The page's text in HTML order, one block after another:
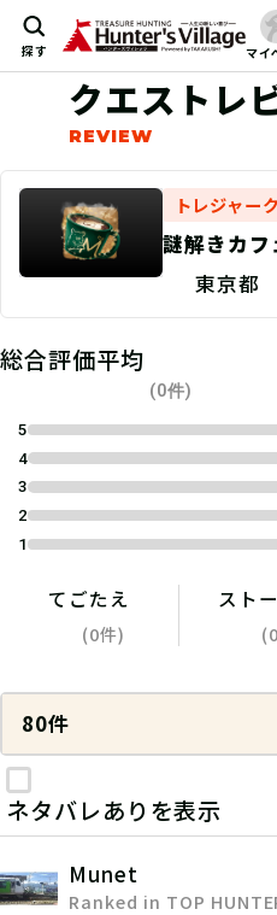
探す マイ
クエストレ
トレジャー
謎解きカ
む理由東京都
総合評価平均
(0件)
5
4
3
2
1
てごたえ
(0件)
スト
80件
ネタバレありを表示
Munet
Ranked in TOP